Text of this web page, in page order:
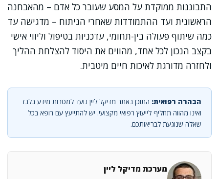
התבוננות ממוקדת על המסע שעובר כל אדם – מהאבחנה
הראשונית ועד ההתמודדות שאחרי הניתוח – מדגישה עד
כמה שיתוף פעולה בין-תחומי, עדכניות בטיפול וליווי אישי
בקצב הנכון לכל אחד, מהווים את היסוד להצלחת ההליך
ולחזרה מדורגת לאיכות חיים מיטבית.
הבהרה רפואית: התוכן באתר מדיקל ליין נועד למטרות מידע בלבד
ואינו מהווה תחליף לייעוץ רפואי מקצועי. יש להתייעץ עם רופא בכל
שאלה שנוגעת לבריאותכם.
מערכת מדיקל ליין